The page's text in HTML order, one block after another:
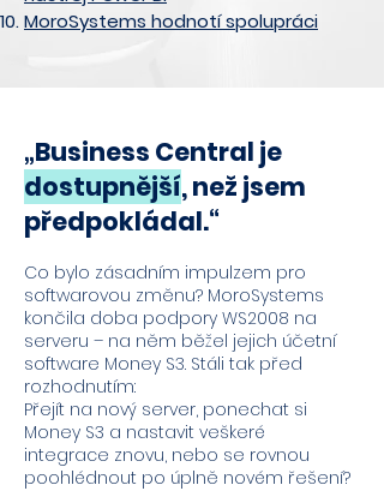
MoroSystems hodnotí spolupráci
„Business Central je
dostupnější, než jsem
předpokládal.“
Co bylo zásadním impulzem pro
softwarovou změnu? MoroSystems
končila doba podpory WS2008 na
serveru – na něm běžel jejich účetní
software Money S3. Stáli tak před
rozhodnutím:
Přejít na nový server, ponechat si
Money S3 a nastavit veškeré
integrace znovu, nebo se rovnou
poohlédnout po úplně novém řešení?